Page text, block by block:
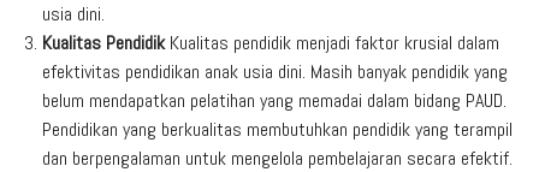
usia dini.
Kualitas PendidikKualitas pendidik menjadi faktor krusial dalam
efektivitas pendidikan anak usia dini. Masih banyak pendidik yang
belum mendapatkan pelatihan yang memadai dalam bidang PAUD.
Pendidikan yang berkualitas membutuhkan pendidik yang terampil
dan berpengalaman untuk mengelola pembelajaran secara efektif.